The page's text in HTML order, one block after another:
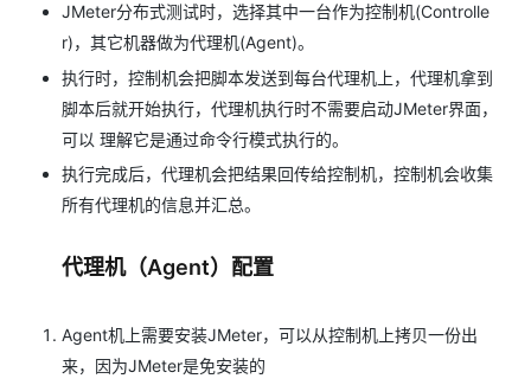
JMeter分布式测试时，选择其中一台作为控制机(Controlle
r)，其它机器做为代理机(Agent)。
执行时，控制机会把脚本发送到每台代理机上，代理机拿到
脚本后就开始执行，代理机执行时不需要启动JMeter界面，
可以 理解它是通过命令行模式执行的。
执行完成后，代理机会把结果回传给控制机，控制机会收集
所有代理机的信息并汇总。
代理机（Agent）配置
Agent机上需要安装JMeter，可以从控制机上拷贝一份出
来，因为JMeter是免安装的